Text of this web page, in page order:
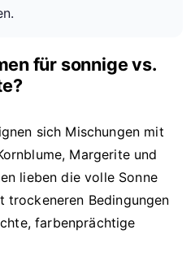
für sonnige vs.
sich Mischungen mit
Margerite und
lieben die volle Sonne
trockeneren Bedingungen
farbenprächtige